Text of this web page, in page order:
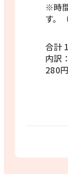
※時
す。
合計
内訳
280円